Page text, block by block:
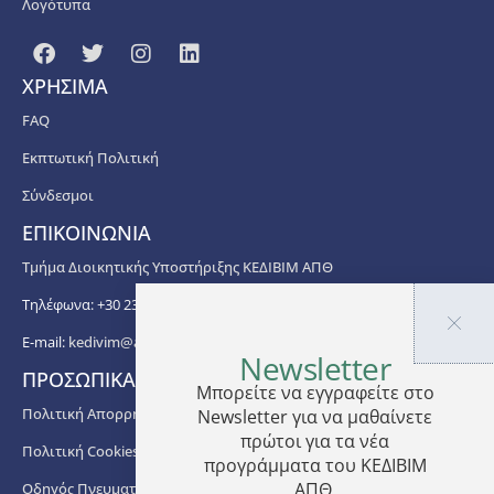
Λογότυπα
ΧΡΗΣΙΜΑ
FAQ
Εκπτωτική Πολιτική
Σύνδεσμοι
ΕΠΙΚΟΙΝΩΝΙΑ
Τμήμα Διοικητικής Υποστήριξης ΚΕΔΙΒΙΜ ΑΠΘ
Τηλέφωνα: +30 2310 99 67 -76, -88, -82, -83, -81
E-mail: kedivim@auth.gr
ΠΡΟΣΩΠΙΚΑ ΔΕΔΟΜΕΝΑ
Πολιτική Απορρήτου
Πολιτική Cookies
Οδηγός Πνευματικής Ιδιοκτησίας ΑΠΘ
Newsletter
Μπορείτε να εγγραφείτε στο
Newsletter για να μαθαίνετε
πρώτοι για τα νέα
προγράμματα του ΚΕΔΙΒΙΜ